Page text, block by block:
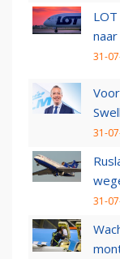
31-
31-
31-